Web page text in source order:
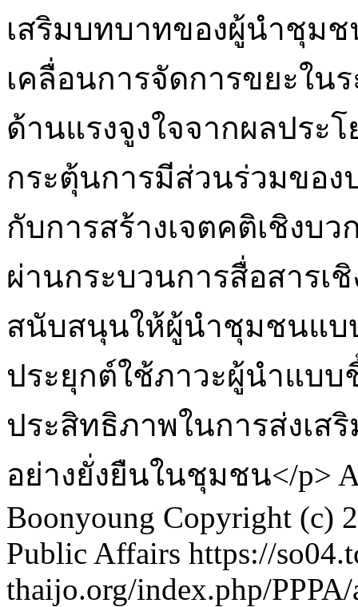
เสริมบทบาทของผู้นำชุม
เคลื่อนการจัดการขยะใ
ด้านแรงจูงใจจากผลประ
กระตุ้นการมีส่วนร่วมของ
กับการสร้างเจตคติเชิงบ
ผ่านกระบวนการสื่อสารเ
สนับสนุนให้ผู้นำชุมชนแบ
ประยุกต์ใช้ภาวะผู้นำแบบ
ประสิทธิภาพในการส่งเส
อย่างยั่งยืนในชุมชน</p>
Boonyoung Copyright (c)
Public Affairs https://
thaijo.org/index.php/